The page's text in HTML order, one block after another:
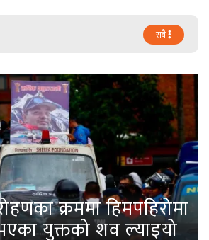
सबै
क्रममा हिमपहिरोमा
युक्तको शव ल्याइयो